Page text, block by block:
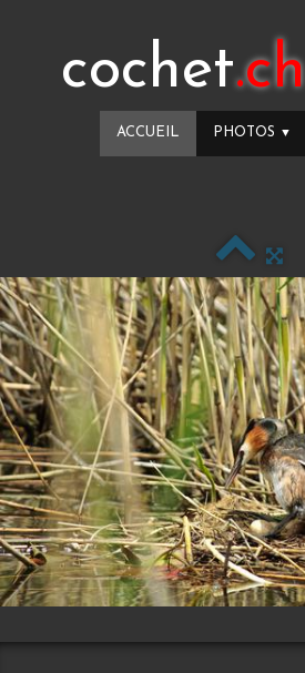
cochet.ch
ACCUEIL PHOTOS ▼